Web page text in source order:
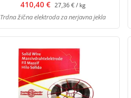
410,40 € 27,36 € / kg
Trdna žična elektroda za nerjavna jekla